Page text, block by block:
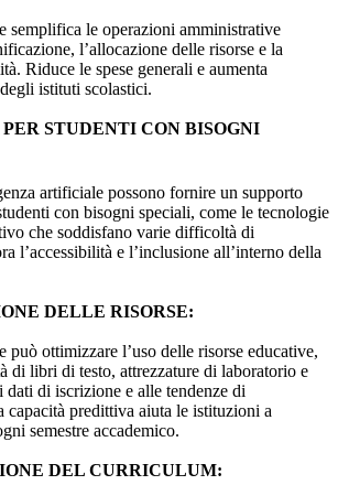
semplifica le operazioni amministrative
l’allocazione delle risorse e la
Riduce le spese generali e aumenta
istituti scolastici.
STUDENTI CON BISOGNI
artificiale possono fornire un supporto
con bisogni speciali, come le tecnologie
che soddisfano varie difficoltà di
l’accessibilità e l’inclusione all’interno della
DELLE RISORSE:
può ottimizzare l’uso delle risorse educative,
di libri di testo, attrezzature di laboratorio e
dati di iscrizione e alle tendenze di
capacità predittiva aiuta le istituzioni a
semestre accademico.
DEL CURRICULUM: